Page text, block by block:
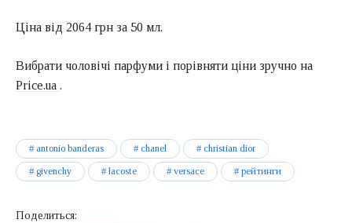
Ціна від 2064 грн за 50 мл.
Вибрати чоловічі парфуми і порівняти ціни зручно на
Price.ua .
antonio banderas chanel christian dior
givenchy lacoste versace рейтинги
Поделиться: